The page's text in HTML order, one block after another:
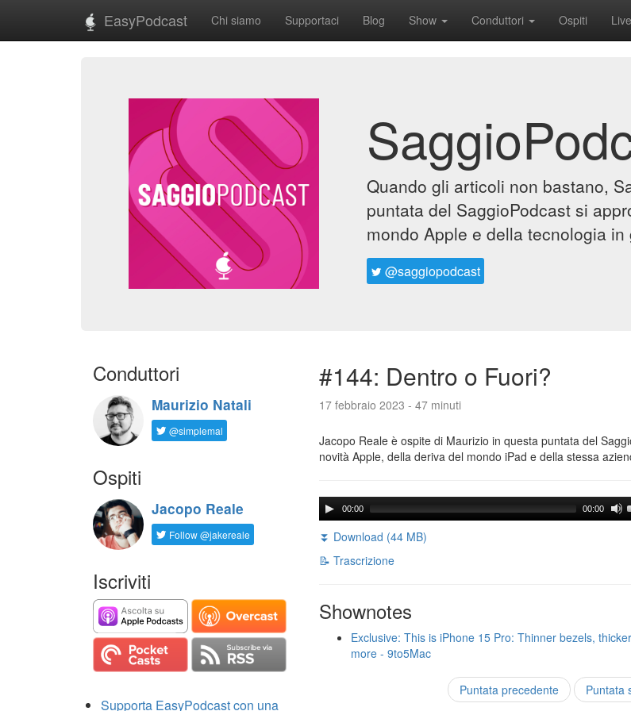
EasyPodcast Chi siamo Supportaci Blog Show Conduttori Ospiti Live
Quando gli articoli non bastano,
puntata del SaggioPodcast si
mondo Apple e della tecnologia in
@saggiopodcast
Conduttori
Maurizio Natali
@simplemal
Ospiti
Jacopo Reale
Follow @jakereale
Iscriviti
Supporta EasyPodcast con una
#144: Dentro o Fuori?
17 febbraio 2023 - 47 minuti
Jacopo Reale è ospite di Maurizio in questa puntata del
novità Apple, della deriva del mondo iPad e della stessa
00:00 00:00
⏬ Download (44 MB)
📝 Trascrizione
Shownotes
Exclusive: This is iPhone 15 Pro: Thinner bezels,
more - 9to5Mac
Puntata precedente Puntata